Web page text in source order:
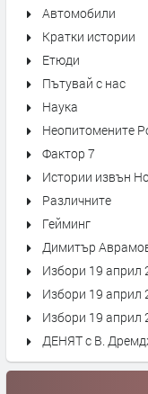
Автомобили
Кратки истории
Етюди
Пътувай с нас
Наука
Неопитомените
Фактор 7
Истории извън
Различните
Гейминг
Димитър
Избори 19 април
Избори 19
Избори 19 април
ДЕНЯТ с В.